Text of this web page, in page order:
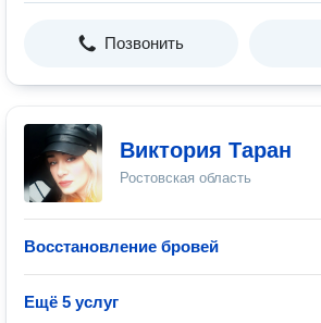
Позвонить
Виктория Таран
Ростовская область
Восстановление бровей
Ещё 5 услуг